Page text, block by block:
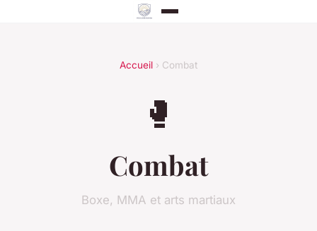
Accueil › Combat
🥊
Combat
Boxe, MMA et arts martiaux